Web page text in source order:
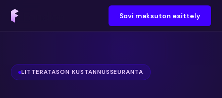
Sovi maksuton esittely
LITTERATASON KUSTANNUSSEURANTA